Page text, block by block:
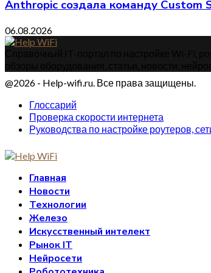
Anthropic создала команду Custom
06.08.2026
@2026 - Help-wifi.ru. Все права защищены.
Глоссарий
Проверка скорости интернета
Руководства по настройке роутеров,
Главная
Новости
Технологии
Железо
Искусственный интелект
Рынок IT
Нейросети